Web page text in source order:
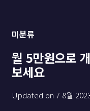
미분류
월 5만원으로
보세요
Updated on 7 8월